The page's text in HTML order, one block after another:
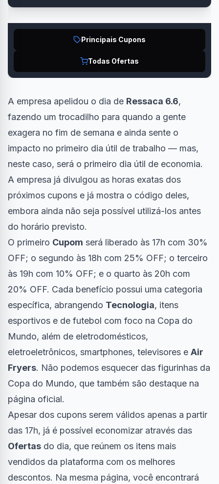
Principais Cupons
Todas Ofertas
A empresa apelidou o dia de Ressaca 6.6,
fazendo um trocadilho para quando a gente
exagera no fim de semana e ainda sente o
impacto no primeiro dia útil de trabalho — mas,
neste caso, será o primeiro dia útil de economia.
A empresa já divulgou as horas exatas dos
próximos cupons e já mostra o código deles,
embora ainda não seja possível utilizá-los antes
do horário previsto.
O primeiro Cupom será liberado às 17h com 30%
OFF; o segundo às 18h com 25% OFF; o terceiro
às 19h com 10% OFF; e o quarto às 20h com
20% OFF. Cada benefício possui uma categoria
específica, abrangendo Tecnologia, itens
esportivos e de futebol com foco na Copa do
Mundo, além de eletrodomésticos,
eletroeletrônicos, smartphones, televisores e Air
Fryers. Não podemos esquecer das figurinhas da
Copa do Mundo, que também são destaque na
página oficial.
Apesar dos cupons serem válidos apenas a partir
das 17h, já é possível economizar através das
Ofertas do dia, que reúnem os itens mais
vendidos da plataforma com os melhores
descontos. Na mesma página, você encontrará